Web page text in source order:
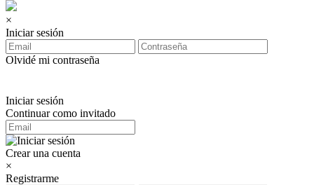
×
Iniciar sesión
Olvidé mi contraseña
Iniciar sesión
Continuar como invitado
Crear una cuenta
×
Registrarme